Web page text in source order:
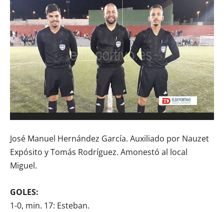
José Manuel Hernández García. Auxiliado por Nauzet
Expósito y Tomás Rodríguez. Amonestó al local
Miguel.
GOLES:
1-0, min. 17: Esteban.